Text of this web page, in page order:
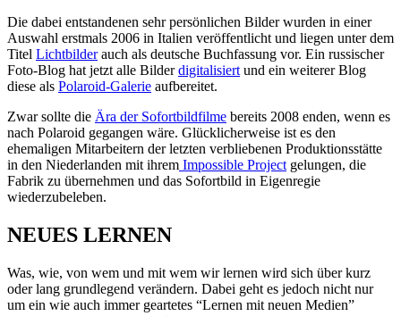
Die dabei entstandenen sehr persönlichen Bilder wurden in einer
Auswahl erstmals 2006 in Italien veröffentlicht und liegen unter dem
Titel Lichtbilderauch als deutsche Buchfassung vor. Ein russischer
Foto-Blog hat jetzt alle Bilderdigitalisiert und ein weiterer Blog
diese als Polaroid-Galerie aufbereitet.
Zwar sollte die Ära der Sofortbildfilme bereits 2008 enden, wenn es
nach Polaroid gegangen wäre. Glücklicherweise ist es den
ehemaligen Mitarbeitern der letzten verbliebenen Produktionsstätte
in den Niederlanden mit ihrem Impossible Project gelungen, die
Fabrik zu übernehmen und das Sofortbild in Eigenregie
wiederzubeleben.
NEUES LERNEN
Was, wie, von wem und mit wem wir lernen wird sich über kurz
oder lang grundlegend verändern. Dabei geht es jedoch nicht nur
um ein wie auch immer geartetes “Lernen mit neuen Medien”